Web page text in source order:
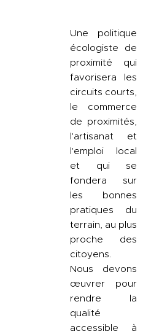
Une politique
écologiste de
proximité qui
favorisera les
circuits courts,
le commerce
de proximités,
l'artisanat et
l'emploi local
et qui se
fondera sur
les bonnes
pratiques du
terrain, au plus
proche des
citoyens.
Nous devons
œuvrer pour
rendre la
qualité
accessible à